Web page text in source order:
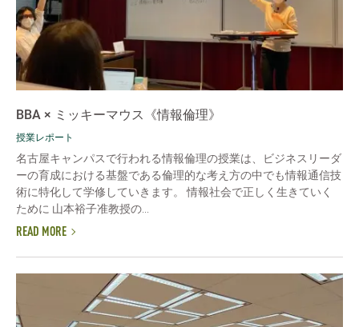
BBA × ミッキーマウス《情報倫理》
授業レポート
名古屋キャンパスで行われる情報倫理の授業は、ビジネスリーダ
ーの育成における基盤である倫理的な考え方の中でも情報通信技
術に特化して学修していきます。 情報社会で正しく生きていく
ために 山本裕子准教授の...
READ MORE